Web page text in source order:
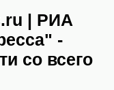
| РИА
-
со всего